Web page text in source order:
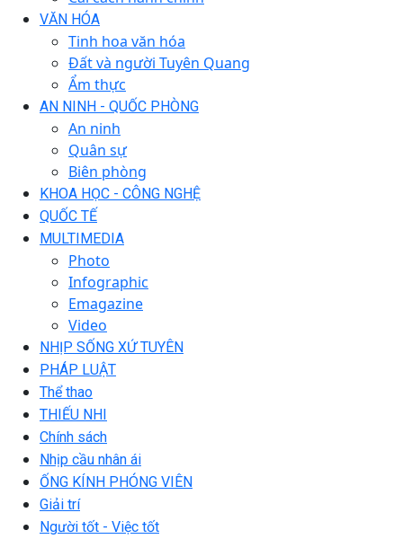
VĂN HÓA
Tinh hoa văn hóa
Đất và người Tuyên Quang
Ẩm thực
AN NINH - QUỐC PHÒNG
An ninh
Quân sự
Biên phòng
KHOA HỌC - CÔNG NGHỆ
QUỐC TẾ
MULTIMEDIA
Photo
Infographic
Emagazine
Video
NHỊP SỐNG XỨ TUYÊN
PHÁP LUẬT
Thể thao
THIẾU NHI
Chính sách
Nhịp cầu nhân ái
ỐNG KÍNH PHÓNG VIÊN
Giải trí
Người tốt - Việc tốt